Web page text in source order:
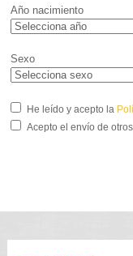
Año nacimiento
Sexo
He leído y acepto la
Acepto el envío de